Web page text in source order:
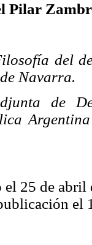
Pilar
del
Navarra.
de
25 de abril
el